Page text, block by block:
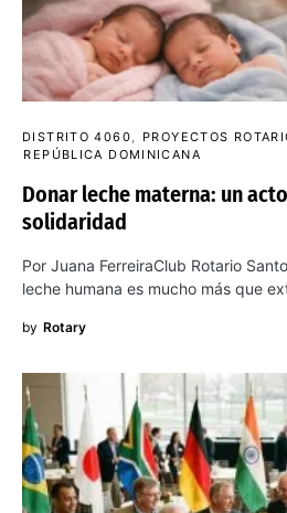
DISTRITO 4060
PROYECTOS
REPÚBLICA DOMINICANA
Donar leche materna: un
solidaridad
Por Juana FerreiraClub Rotario
leche humana es mucho más que
by Rotary